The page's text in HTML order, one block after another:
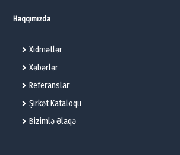
Haqqımızda
Xidmətlər
Xəbərlər
Referanslar
Şirkət Kataloqu
Bizimlə Əlaqə